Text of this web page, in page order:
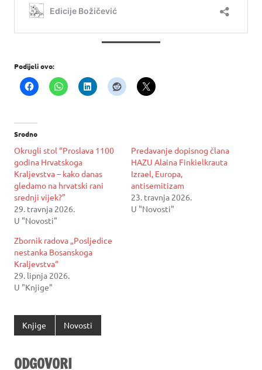
Podijeli ovo:
Srodno
Okrugli stol “Proslava 1100
godina Hrvatskoga
Kraljevstva – kako danas
gledamo na hrvatski rani
srednji vijek?”
29. travnja 2026.
U "Novosti"
Predavanje dopisnog člana
HAZU Alaina Finkielkrauta
Izrael, Europa,
antisemitizam
23. travnja 2026.
U "Novosti"
Zbornik radova „Posljedice
nestanka Bosanskoga
Kraljevstva“
29. lipnja 2026.
U "Knjige"
Knjige Novosti
ODGOVORI